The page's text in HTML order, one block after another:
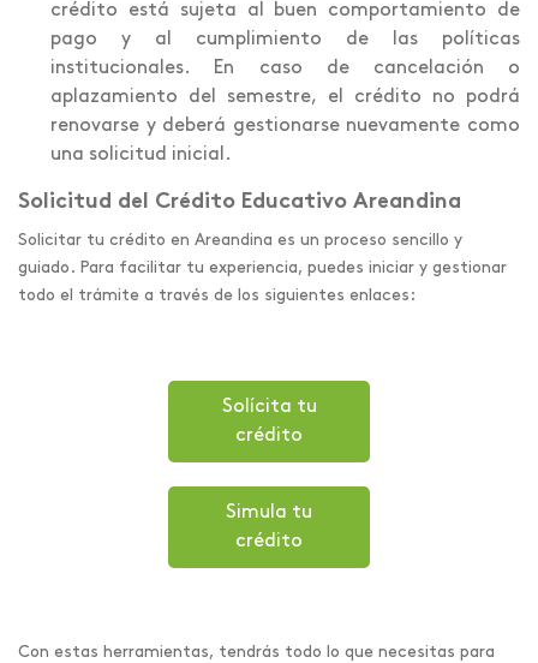
crédito está sujeta al buen comportamiento de
pago y al cumplimiento de las políticas
institucionales. En caso de cancelación o
aplazamiento del semestre, el crédito no podrá
renovarse y deberá gestionarse nuevamente como
una solicitud inicial.
Solicitud del Crédito Educativo Areandina
Solicitar tu crédito en Areandina es un proceso sencillo y
guiado. Para facilitar tu experiencia, puedes iniciar y gestionar
todo el trámite a través de los siguientes enlaces:
Solícita tu
crédito
Simula tu
crédito
Con estas herramientas, tendrás todo lo que necesitas para